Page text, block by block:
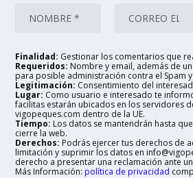
Finalidad: Gestionar los comentarios que
Requeridos: Nombre y email, además de
para posible administración contra el Spam
Legitimación: Consentimiento del
Lugar: Como usuario e interesado te
facilitas estarán ubicados en los servidores
vigopeques.com dentro de la UE.
Tiempo: Los datos se mantendrán hasta
cierre la web.
Derechos: Podrás ejercer tus derechos de
limitación y suprimir los datos en
derecho a presentar una reclamación ante
Más Información: política de privacidad